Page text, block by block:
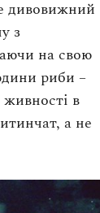
дивовижний
з
на свою
риби –
в
а не